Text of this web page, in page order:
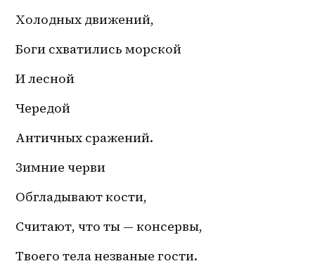
Холодных движений,
Боги схватились морской
И лесной
Чередой
Античных сражений.
Зимние черви
Обгладывают кости,
Считают, что ты — консервы,
Твоего тела незваные гости.